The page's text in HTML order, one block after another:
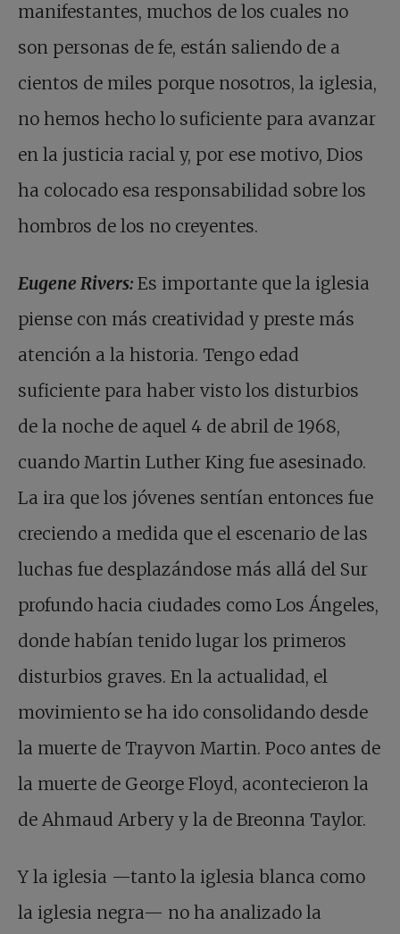
manifestantes, muchos de los cuales no
son personas de fe, están saliendo de a
cientos de miles porque nosotros, la iglesia,
no hemos hecho lo suficiente para avanzar
en la justicia racial y, por ese motivo, Dios
ha colocado esa responsabilidad sobre los
hombros de los no creyentes.
Eugene Rivers: Es importante que la iglesia
piense con más creatividad y preste más
atención a la historia. Tengo edad
suficiente para haber visto los disturbios
de la noche de aquel 4 de abril de 1968,
cuando Martin Luther King fue asesinado.
La ira que los jóvenes sentían entonces fue
creciendo a medida que el escenario de las
luchas fue desplazándose más allá del Sur
profundo hacia ciudades como Los Ángeles,
donde habían tenido lugar los primeros
disturbios graves. En la actualidad, el
movimiento se ha ido consolidando desde
la muerte de Trayvon Martin. Poco antes de
la muerte de George Floyd, acontecieron la
de Ahmaud Arbery y la de Breonna Taylor.
Y la iglesia —tanto la iglesia blanca como
la iglesia negra— no ha analizado la